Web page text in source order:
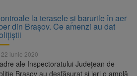
la terasele și barurile în aer
din Brașov. Ce amenzi au dat
22 iunie 2020
ale Inspectoratului Județean de
Brașov au desfășurat și ieri o amplă